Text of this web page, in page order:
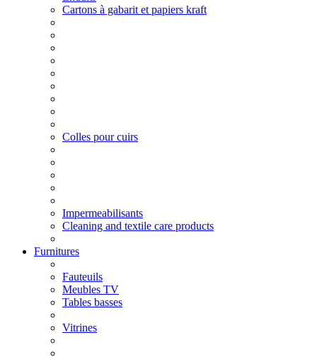
Cartons à gabarit et papiers kraft
Colles pour cuirs
Impermeabilisants
Cleaning and textile care products
Furnitures
Fauteuils
Meubles TV
Tables basses
Vitrines